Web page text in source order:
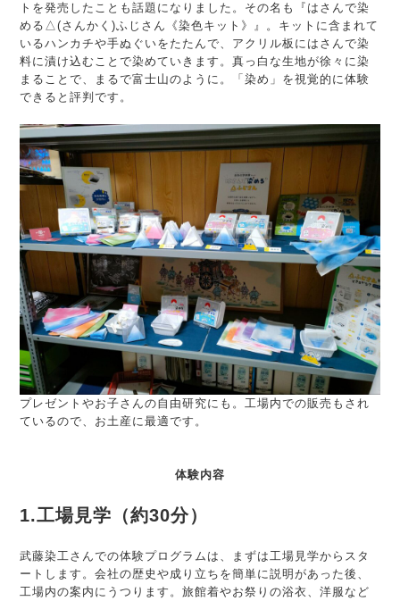
トを発売したことも話題になりました。その名も『はさんで染
める△(さんかく)ふじさん《染色キット》』。キットに含まれて
いるハンカチや手ぬぐいをたたんで、アクリル板にはさんで染
料に漬け込むことで染めていきます。真っ白な生地が徐々に染
まることで、まるで富士山のように。「染め」を視覚的に体験
できると評判です。
プレゼントやお子さんの自由研究にも。工場内での販売もされ
ているので、お土産に最適です。
体験内容
1.工場見学（約30分）
武藤染工さんでの体験プログラムは、まずは工場見学からスタ
ートします。会社の歴史や成り立ちを簡単に説明があった後、
工場内の案内にうつります。旅館着やお祭りの浴衣、洋服など